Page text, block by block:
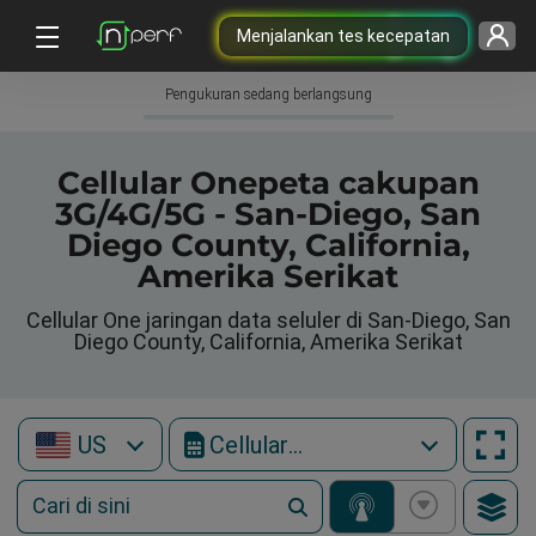
Menjalankan tes kecepatan
Pengukuran sedang berlangsung
Cellular Onepeta cakupan
3G/4G/5G - San-Diego, San
Diego County, California,
Amerika Serikat
Cellular One jaringan data seluler di San-Diego, San
Diego County, California, Amerika Serikat
US Cellular One